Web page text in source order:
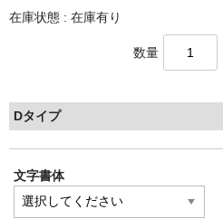
在庫状態 : 在庫有り
数量
Dタイプ
文字書体